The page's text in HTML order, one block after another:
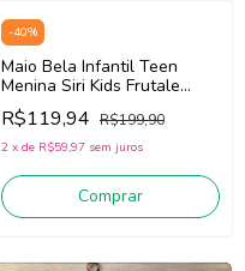
-40%
Maio Bela Infantil Teen
Menina Siri Kids Frutale
40095 (Amarelo/Vermelho)
R$119,94 R$199,90
2 x de R$59,97 sem juros
Comprar